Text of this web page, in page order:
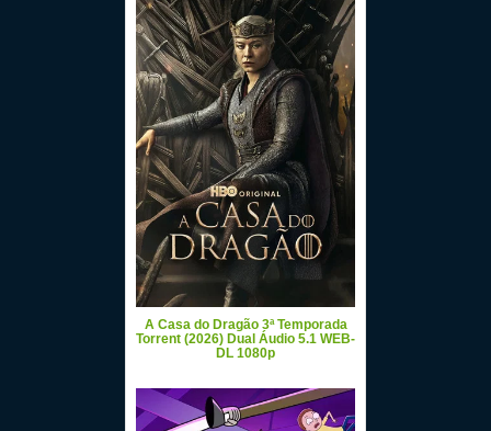
A Casa do Dragão 3ª Temporada
Torrent (2026) Dual Áudio 5.1 WEB-
DL 1080p